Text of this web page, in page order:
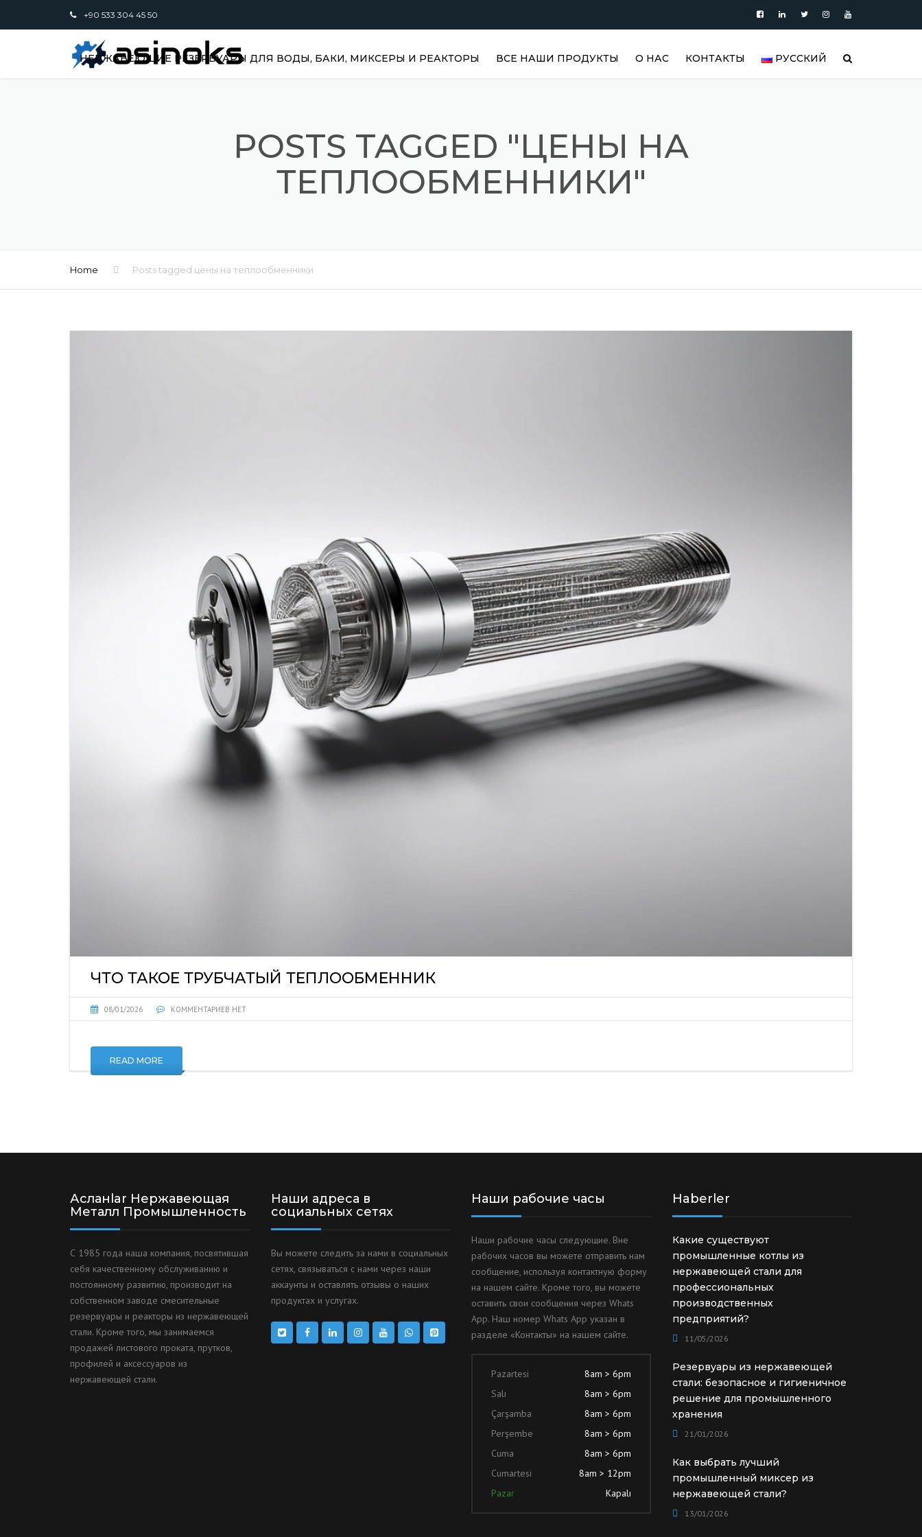
+90 533 304 45 50
НЕРЖАВЕЮЩИЕ РЕЗЕРВУАРЫ ДЛЯ ВОДЫ, БАКИ, МИКСЕРЫ И РЕАКТОРЫ ВСЕ НАШИ ПРОДУКТЫ
ВЕРТИКАЛЬНЫЕ
НЕРЖАВЕЮЩИЕ РЕЗЕРВУАРЫ |
ВЕРТИКАЛЬНЫЕ РЕЗЕРВУАРЫ
О НАС КОНТАКТЫ РУССКИЙ
TÜRKÇE
POSTS TAGGED "ЦЕНЫ НА
ТЕПЛООБМЕННИКИ"
Home Posts tagged цены на теплообменники
ЧТО ТАКОЕ ТРУБЧАТЫЙ ТЕПЛООБМЕННИК
08/01/2026 КОММЕНТАРИЕВ НЕТ
READ MORE
Асланlar Нержавеющая
Металл Промышленность
С 1985 года наша компания, посвятившая
себя качественному обслуживанию и
постоянному развитию, производит на
собственном заводе смесительные
резервуары и реакторы из нержавеющей
стали. Кроме того, мы занимаемся
продажей листового проката, прутков,
профилей и аксессуаров из
нержавеющей стали.
Наши адреса в
социальных сетях
Вы можете следить за нами в социальных
сетях, связываться с нами через наши
аккаунты и оставлять отзывы о наших
продуктах и услугах.
Наши рабочие часы
Наши рабочие часы следующие. Вне
рабочих часов вы можете отправить нам
сообщение, используя контактную форму
на нашем сайте. Кроме того, вы можете
оставить свои сообщения через Whats
App. Наш номер Whats App указан в
разделе «Контакты» на нашем сайте.
Pazartesi
8am > 6pm
Salı
8am > 6pm
Çarşamba
8am > 6pm
Perşembe
8am > 6pm
Cuma
8am > 6pm
Cumartesi
8am > 12pm
Pazar
Kapalı
Haberler
Какие существуют
промышленные котлы из
нержавеющей стали для
профессиональных
производственных
предприятий?
11/05/2026
Резервуары из нержавеющей
стали: безопасное и гигиеничное
решение для промышленного
хранения
21/01/2026
Как выбрать лучший
промышленный миксер из
нержавеющей стали?
13/01/2026